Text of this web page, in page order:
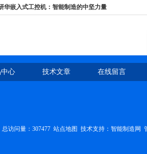
华嵌入式工控机：智能制造的中坚力量
心 技术文章 在线留言
总访问量：307477 站点地图 技术支持： 智能制造网